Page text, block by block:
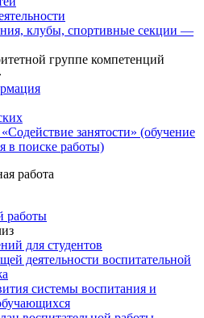
клубы, спортивные секции —
группе компетенций
занятости» (обучение
в поиске работы)
работа
работы
для студентов
деятельности воспитательной
системы воспитания и